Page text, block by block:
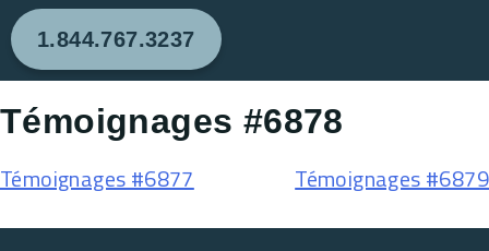
1.844.767.3237
Témoignages #6878
Témoignages #6877 Témoignages #6879